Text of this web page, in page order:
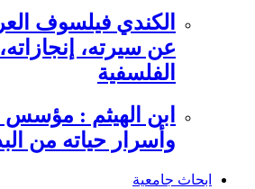
الكندي فيلسوف
عن سيرته،
الفلسفية
ابن الهيثم : مؤسس
وأسرار حياته من
ابحاث جامعية